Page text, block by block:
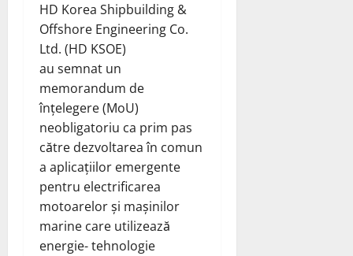
HD Korea Shipbuilding &
Offshore Engineering Co.
Ltd. (HD KSOE)
au semnat un
memorandum de
înțelegere (MoU)
neobligatoriu ca prim pas
către dezvoltarea în comun
a aplicațiilor emergente
pentru electrificarea
motoarelor și mașinilor
marine care utilizează
energie- tehnologie